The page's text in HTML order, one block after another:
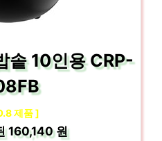
솥 10인용 CRP-
제품 ]
160,140 원